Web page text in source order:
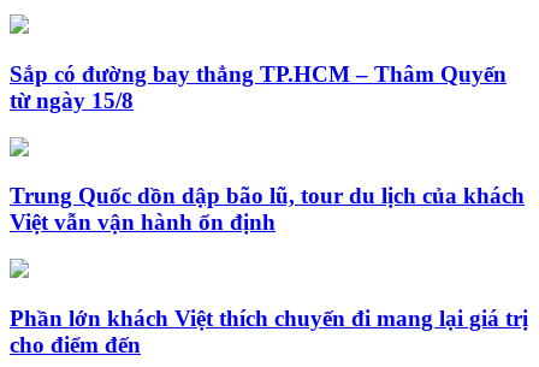
Sắp có đường bay thẳng TP.HCM – Thâm Quyến
từ ngày 15/8
Trung Quốc dồn dập bão lũ, tour du lịch của khách
Việt vẫn vận hành ổn định
Phần lớn khách Việt thích chuyến đi mang lại giá trị
cho điểm đến